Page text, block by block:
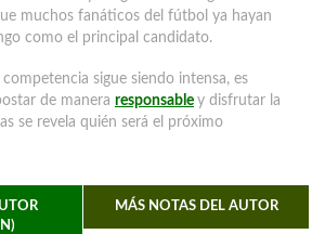
muchos fanáticos del fútbol ya hayan
como el principal candidato.
sigue siendo intensa, es
de manera responsable y disfrutar la
se revela quién será el próximo
MÁS NOTAS DEL AUTOR